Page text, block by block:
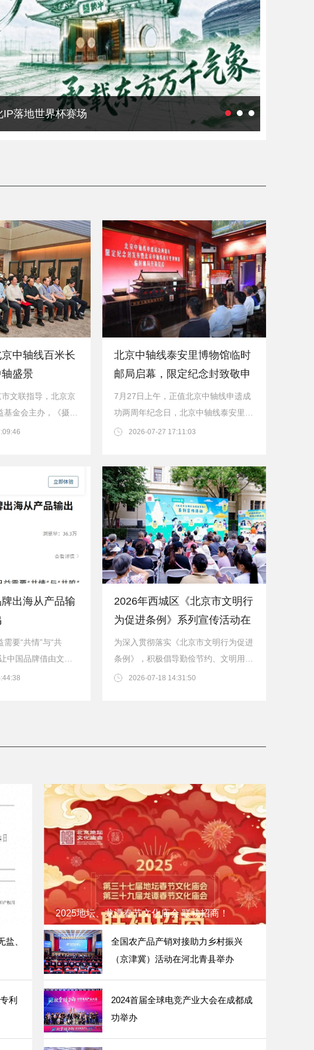
像》亮相梅兰芳祖居
中轴线百米长
盛景
文联指导，北京京
金会主办，《摄影
京城市山水画研究
北京中轴线泰安里博物馆临时
邮局启幕，限定纪念封致敬申
遗成功两
7月27日上午，正值北京中轴线申遗成
功两周年纪念日，北京中轴线泰安里博
物馆举办周年限定纪念封发行仪式暨临
2026-07-27 17:11:03
出海从产品输
要“共情”与“共
中国品牌借由文化
柔性抵达，又如何
2026年西城区《北京市文明行
为促进条例》系列宣传活动在
北京
为深入贯彻落实《北京市文明行为促进
条例》，积极倡导勤俭节约、文明用餐
的社会新风尚，7月18日，由首都精神
2026-07-18 14:31:50
盐、
利
2025地坛、龙潭春节文化庙会 联袂招商！
全国农产品产销对接助力乡村振兴
（京津冀）活动在河北青县举办
2024首届全球电竞产业大会在成都成
功举办